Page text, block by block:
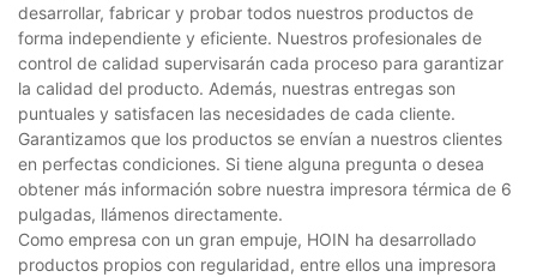
desarrollar, fabricar y probar todos nuestros productos de
forma independiente y eficiente. Nuestros profesionales de
control de calidad supervisarán cada proceso para garantizar
la calidad del producto. Además, nuestras entregas son
puntuales y satisfacen las necesidades de cada cliente.
Garantizamos que los productos se envían a nuestros clientes
en perfectas condiciones. Si tiene alguna pregunta o desea
obtener más información sobre nuestra impresora térmica de 6
pulgadas, llámenos directamente.
Como empresa con un gran empuje, HOIN ha desarrollado
productos propios con regularidad, entre ellos una impresora